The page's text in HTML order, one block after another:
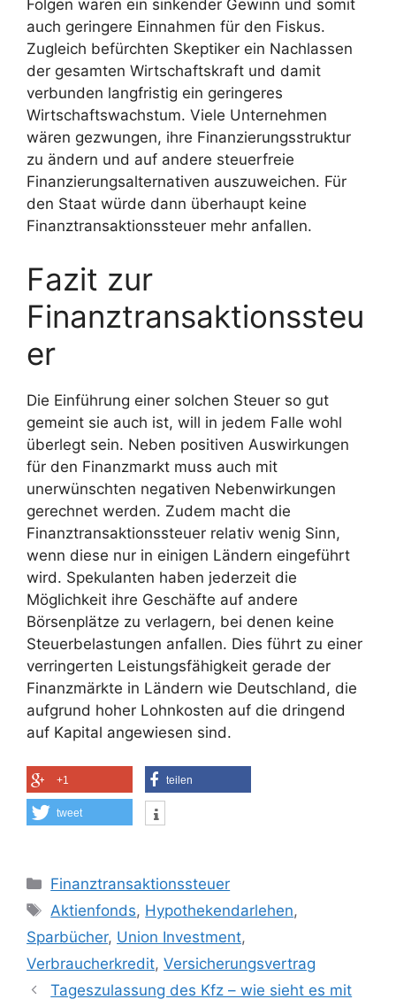
Folgen wären ein sinkender Gewinn und somit
auch geringere Einnahmen für den Fiskus.
Zugleich befürchten Skeptiker ein Nachlassen
der gesamten Wirtschaftskraft und damit
verbunden langfristig ein geringeres
Wirtschaftswachstum. Viele Unternehmen
wären gezwungen, ihre Finanzierungsstruktur
zu ändern und auf andere steuerfreie
Finanzierungsalternativen auszuweichen. Für
den Staat würde dann überhaupt keine
Finanztransaktionssteuer mehr anfallen.
Fazit zur
Finanztransaktionssteu
er
Die Einführung einer solchen Steuer so gut
gemeint sie auch ist, will in jedem Falle wohl
überlegt sein. Neben positiven Auswirkungen
für den Finanzmarkt muss auch mit
unerwünschten negativen Nebenwirkungen
gerechnet werden. Zudem macht die
Finanztransaktionssteuer relativ wenig Sinn,
wenn diese nur in einigen Ländern eingeführt
wird. Spekulanten haben jederzeit die
Möglichkeit ihre Geschäfte auf andere
Börsenplätze zu verlagern, bei denen keine
Steuerbelastungen anfallen. Dies führt zu einer
verringerten Leistungsfähigkeit gerade der
Finanzmärkte in Ländern wie Deutschland, die
aufgrund hoher Lohnkosten auf die dringend
auf Kapital angewiesen sind.
+1 teilen
tweet
Kategorien
Finanztransaktionssteuer
Schlagwörter
Aktienfonds, Hypothekendarlehen,
Sparbücher, Union Investment,
Verbraucherkredit, Versicherungsvertrag
Tageszulassung des Kfz – wie sieht es mit